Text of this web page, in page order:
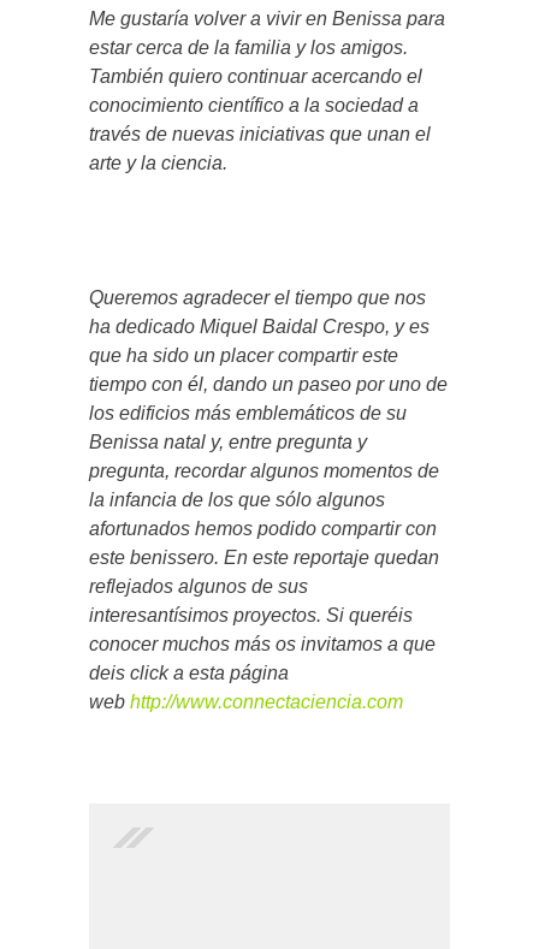
Me gustaría volver a vivir en Benissa para
estar cerca de la familia y los amigos.
También quiero continuar acercando el
conocimiento científico a la sociedad a
través de nuevas iniciativas que unan el
arte y la ciencia.
Queremos agradecer el tiempo que nos
ha dedicado Miquel Baidal Crespo, y es
que ha sido un placer compartir este
tiempo con él, dando un paseo por uno de
los edificios más emblemáticos de su
Benissa natal y, entre pregunta y
pregunta, recordar algunos momentos de
la infancia de los que sólo algunos
afortunados hemos podido compartir con
este benissero. En este reportaje quedan
reflejados algunos de sus
interesantísimos proyectos. Si queréis
conocer muchos más os invitamos a que
deis click a esta página
web http://www.connectaciencia.com